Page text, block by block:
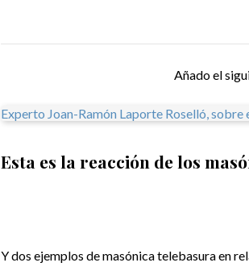
Añado el
Experto Joan-Ramón Laporte Roselló,
Esta es la reacción de los
Y dos ejemplos de masónica telebasura en